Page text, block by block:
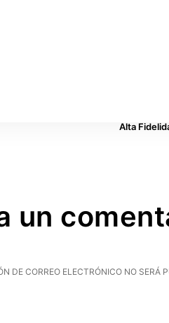
felices
Alta
un
DE CORREO ELECTRÓNICO NO SERÁ